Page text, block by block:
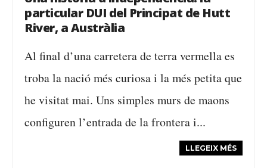
particular DUI del Principat de Hutt
River, a Austràlia
Al final d’una carretera de terra vermella es
troba la nació més curiosa i la més petita que
he visitat mai. Uns simples murs de maons
configuren l’entrada de la frontera i...
LLEGEIX MÉS